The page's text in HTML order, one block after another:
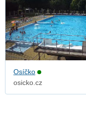
Osíčko
osicko.cz